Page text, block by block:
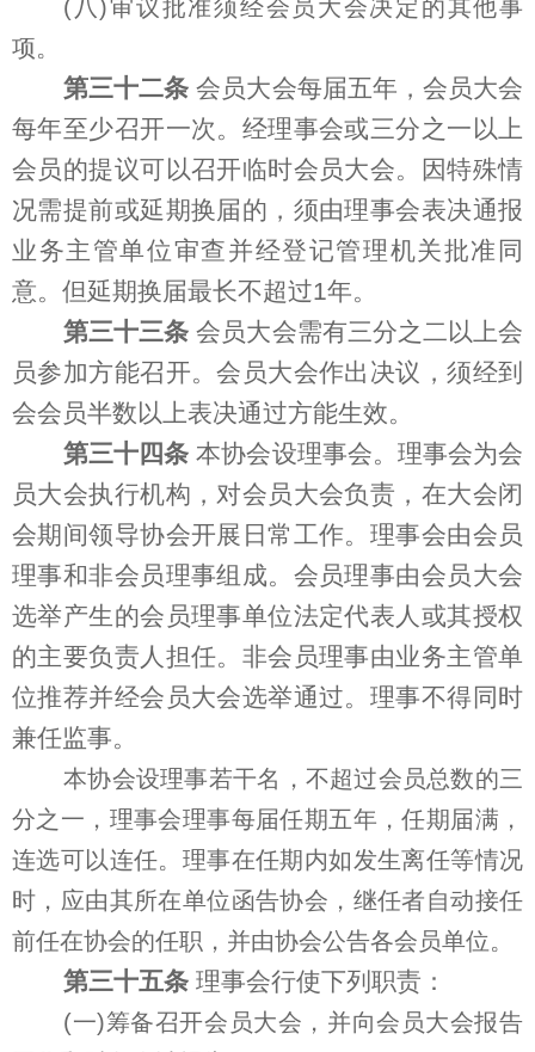
(八)审议批准须经会员大会决定的其他事
项。
第三十二条 会员大会每届五年，会员大会
每年至少召开一次。经理事会或三分之一以上
会员的提议可以召开临时会员大会。因特殊情
况需提前或延期换届的，须由理事会表决通报
业务主管单位审查并经登记管理机关批准同
意。但延期换届最长不超过1年。
第三十三条 会员大会需有三分之二以上会
员参加方能召开。会员大会作出决议，须经到
会会员半数以上表决通过方能生效。
第三十四条 本协会设理事会。理事会为会
员大会执行机构，对会员大会负责，在大会闭
会期间领导协会开展日常工作。理事会由会员
理事和非会员理事组成。会员理事由会员大会
选举产生的会员理事单位法定代表人或其授权
的主要负责人担任。非会员理事由业务主管单
位推荐并经会员大会选举通过。理事不得同时
兼任监事。
本协会设理事若干名，不超过会员总数的三
分之一，理事会理事每届任期五年，任期届满，
连选可以连任。理事在任期内如发生离任等情况
时，应由其所在单位函告协会，继任者自动接任
前任在协会的任职，并由协会公告各会员单位。
第三十五条 理事会行使下列职责：
(一)筹备召开会员大会，并向会员大会报告